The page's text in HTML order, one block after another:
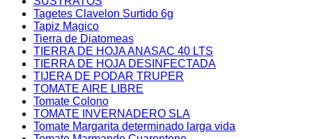
Tagetes Clavelon Surtido 6g
Tapiz Magico
Tierra de Diatomeas
TIERRA DE HOJA ANASAC 40 LTS
TIERRA DE HOJA DESINFECTADA
TIJERA DE PODAR TRUPER
TOMATE AIRE LIBRE
Tomate Colono
TOMATE INVERNADERO SLA
Tomate Margarita determinado larga vida